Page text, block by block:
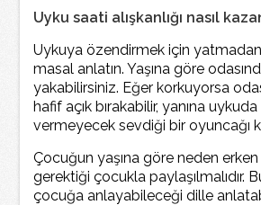
Uyku saati alışkanlığı nasıl
Uykuya özendirmek için
masal anlatın. Yaşına göre
yakabilirsiniz. Eğer korkuyorsa
hafif açık bırakabilir, yanına
vermeyecek sevdiği bir oyuncağı
Çocuğun yaşına göre neden erken
gerektiği çocukla paylaşılmalıdır.
çocuğa anlayabileceği dille